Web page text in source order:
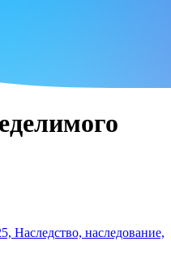
Наследство, наследование,